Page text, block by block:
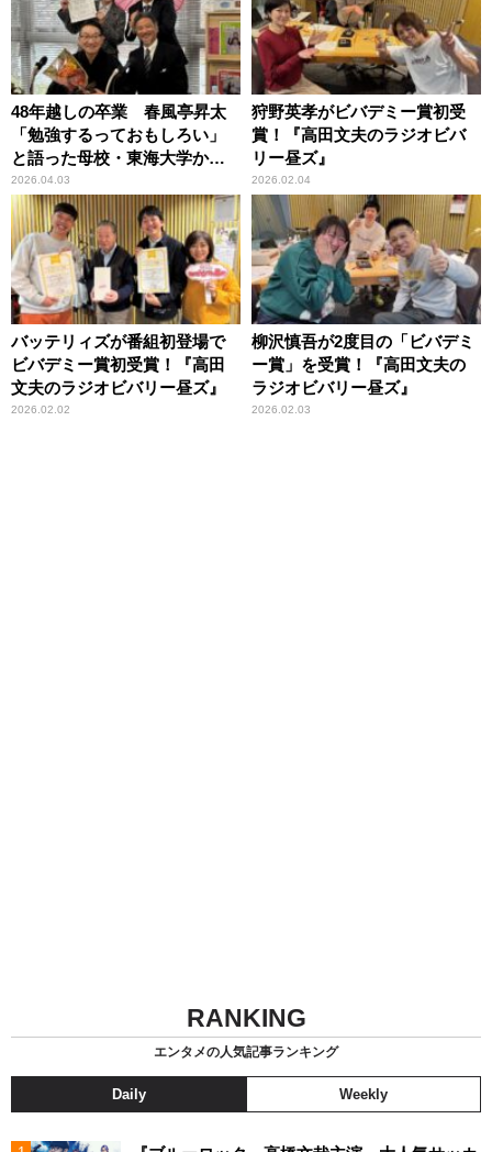
48年越しの卒業 春風亭昇太
「勉強するっておもしろい」
と語った母校・東海大学から
の特別生放送
2026.04.03
狩野英孝がビバデミー賞初受
賞！『高田文夫のラジオビバ
リー昼ズ』
2026.02.04
バッテリィズが番組初登場で
ビバデミー賞初受賞！『高田
文夫のラジオビバリー昼ズ』
2026.02.02
柳沢慎吾が2度目の「ビバデミ
ー賞」を受賞！『高田文夫の
ラジオビバリー昼ズ』
2026.02.03
RANKING
エンタメの人気記事ランキング
Daily Weekly